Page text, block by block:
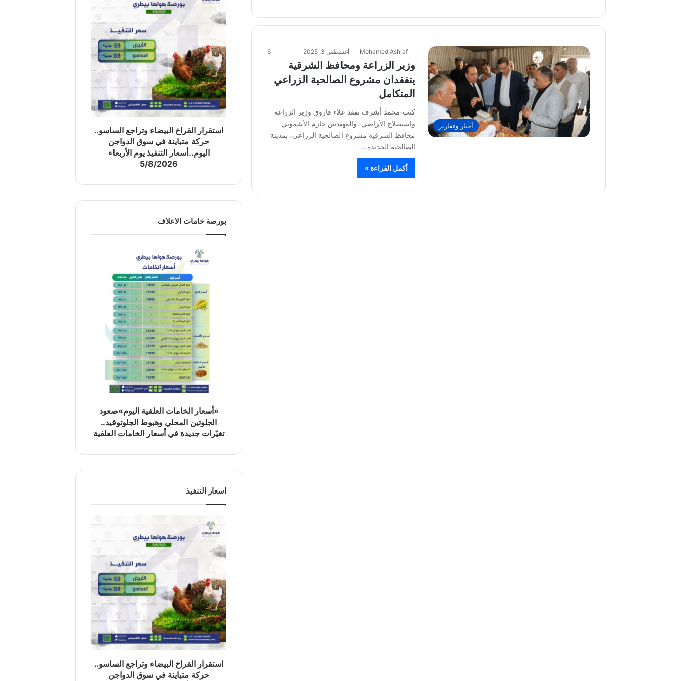
أخبار وتقارير
Mohamed Ashraf أغسطس 3, 2025 6
وزير الزراعة ومحافظ الشرقية
يتفقدان مشروع الصالحية الزراعي
المتكامل
كتب-محمد أشرف تفقد علاء فاروق وزير الزراعة
واستصلاح الأراضي، والمهندس حازم الأشموني
محافظ الشرقية مشروع الصالحية الزراعي، بمدينة
الصالحية الجديدة…
أكمل القراءة »
استقرار الفراخ البيضاء وتراجع الساسو..
حركة متباينة في سوق الدواجن
اليوم..أسعار التنفيذ يوم الأربعاء
5/8/2026
بورصة خامات الاعلاف
«أسعار الخامات العلفية اليوم»صعود
الجلوتين المحلي وهبوط الجلوتوفيد..
تغيّرات جديدة في أسعار الخامات العلفية
اسعار التنفيذ
استقرار الفراخ البيضاء وتراجع الساسو..
حركة متباينة في سوق الدواجن